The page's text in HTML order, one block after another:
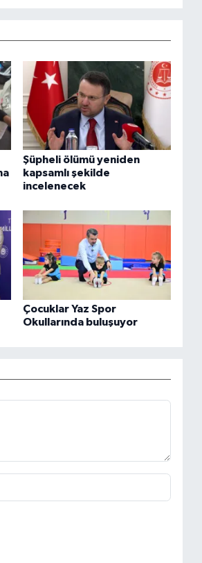
Şüpheli ölümü yeniden
kapsamlı şekilde
incelenecek
Çocuklar Yaz Spor
Okullarında buluşuyor